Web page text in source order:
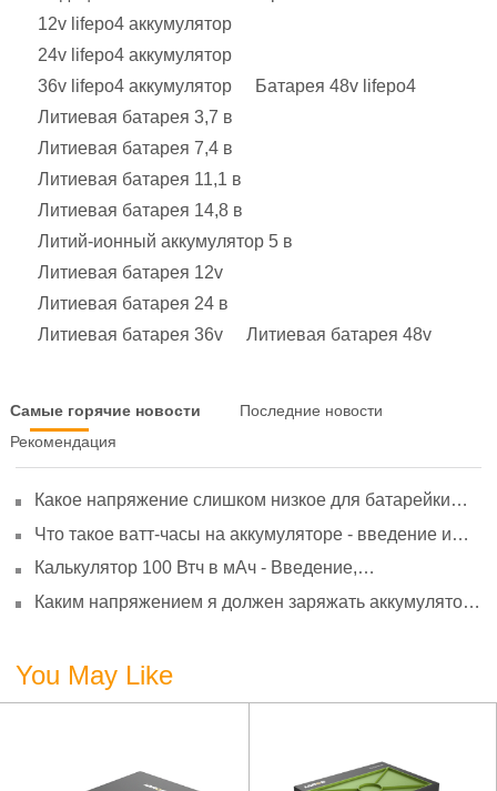
12v lifepo4 аккумулятор
24v lifepo4 аккумулятор
36v lifepo4 аккумулятор
Батарея 48v lifepo4
Литиевая батарея 3,7 в
Литиевая батарея 7,4 в
Литиевая батарея 11,1 в
Литиевая батарея 14,8 в
Литий-ионный аккумулятор 5 в
Литиевая батарея 12v
Литиевая батарея 24 в
Литиевая батарея 36v
Литиевая батарея 48v
Самые горячие новости
Последние новости
Рекомендация
Какое напряжение слишком низкое для батарейки
старение
Что такое ватт-часы на аккумуляторе - введение и
Калькулятор 100 Втч в мАч - Введение,
Каким напряжением я должен заряжать аккумулятор
You May Like